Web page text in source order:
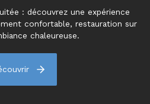
: découvrez une expérience
confortable, restauration sur
chaleureuse.